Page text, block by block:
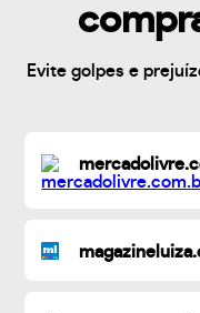
Evite golpes e